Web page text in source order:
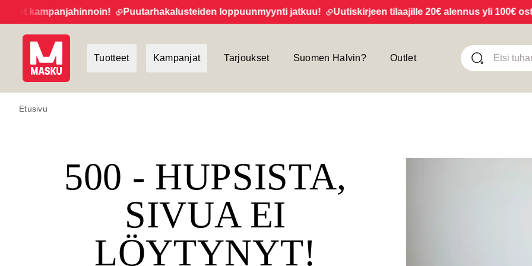
kampanjahinnoin! Puutarhakalusteiden loppuunmyynti jatkuu! Uutiskirjeen tilaajille 20€ alennus yli 100€
Tuotteet Kampanjat Tarjoukset Suomen Halvin? Outlet
Etusivu
500 - HUPSISTA,
SIVUA EI
LÖYTYNYT!